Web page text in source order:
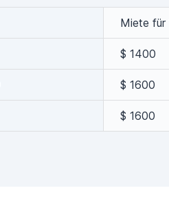
Miete für
$ 1400
$ 1600
$ 1600